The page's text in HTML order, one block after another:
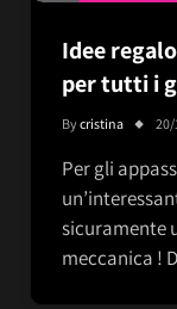
Idee
per tutti i
Bycristina 20/
Per gli
sicuramente
meccanica !